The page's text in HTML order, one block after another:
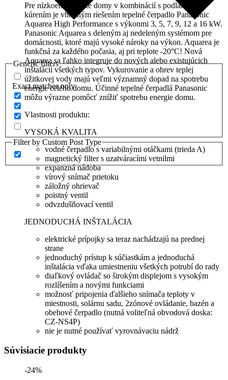
Generic filters
Exact matches only
Filter by Custom Post Type
Pre nízkoenergetické domy v kombinácií s podlahovým
kúrením je vhodným riešením tepelné čerpadlo Panasonic
Aquarea High Performance s výkonmi 3, 5, 7, 9, 12 a 16 kW.
Panasonic Aquarea s deleným aj nedeleným systémom pre
domácnosti, ktoré majú vysoké nároky na výkon. Aquarea je
funkčná za každého počasia, aj pri teplote -20°C! Nová
Aquarea sa ľahko integruje do nových alebo existujúcich
inštalácii všetkých typov. Vykurovanie a ohrev teplej
úžitkovej vody majú veľmi významný dopad na spotrebu
energie celého domu. Účinné tepelné čerpadlá Panasonic
môžu výrazne pomôcť znížiť spotrebu energie domu.
Vlastnosti produktu:
VYSOKÁ KVALITA
vodné čerpadlo s variabilnými otáčkami (trieda A)
magnetický filter s uzatváracími vetnilmi
expanzná nádoba
vírový snímač prietoku
záložný ohrievač
poistný ventil
odvzdušňovací ventil
JEDNODUCHÁ INŠTALÁCIA
elektrické prípojky sa teraz nachádzajú na prednej
strane
jednoduchý prístup k súčiastkám a jednoduchá
inštalácia vďaka umiestneniu všetkých potrubí do rady
diaľkový ovládač so širokým displejom s vysokým
rozlíšením a novými funkciami
možnosť pripojenia ďalšieho snímača teploty v
miestnosti, solárnu sadu, 2zónové ovládanie, bazén a
obehové čerpadlo (nutná voliteľná obvodová doska:
CZ-NS4P)
nie je nutné používať vyrovnávaciu nádrž
Súvisiacie produkty
-24%